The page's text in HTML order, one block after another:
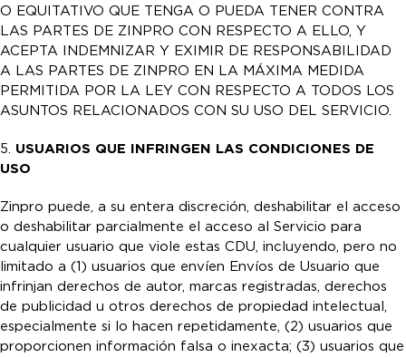
O EQUITATIVO QUE TENGA O PUEDA TENER CONTRA
LAS PARTES DE ZINPRO CON RESPECTO A ELLO, Y
ACEPTA INDEMNIZAR Y EXIMIR DE RESPONSABILIDAD
A LAS PARTES DE ZINPRO EN LA MÁXIMA MEDIDA
PERMITIDA POR LA LEY CON RESPECTO A TODOS LOS
ASUNTOS RELACIONADOS CON SU USO DEL SERVICIO.
5. USUARIOS QUE INFRINGEN LAS CONDICIONES DE
USO
Zinpro puede, a su entera discreción, deshabilitar el acceso
o deshabilitar parcialmente el acceso al Servicio para
cualquier usuario que viole estas CDU, incluyendo, pero no
limitado a (1) usuarios que envíen Envíos de Usuario que
infrinjan derechos de autor, marcas registradas, derechos
de publicidad u otros derechos de propiedad intelectual,
especialmente si lo hacen repetidamente, (2) usuarios que
proporcionen información falsa o inexacta; (3) usuarios que